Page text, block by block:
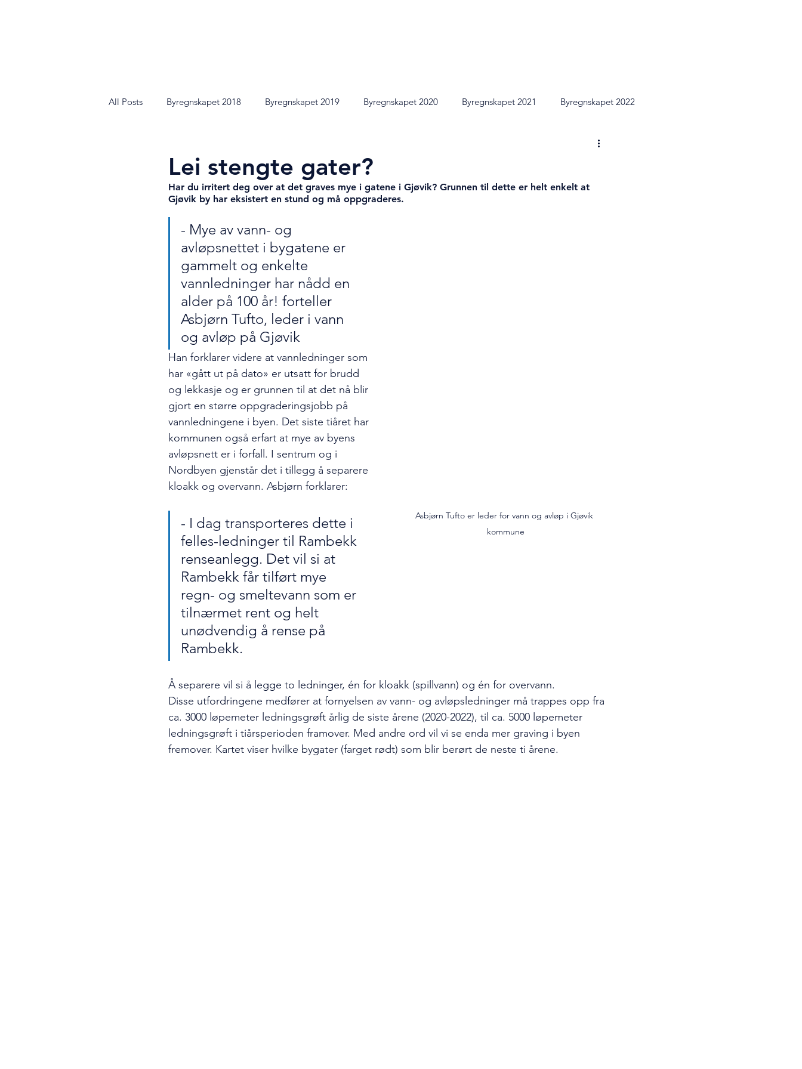
All Posts Byregnskapet 2018 Byregnskapet 2019 Byregnskapet 2020 Byregnskapet 2021 Byregnskapet 2022
Lei stengte gater?
Har du irritert deg over at det graves mye i gatene i Gjøvik? Grunnen til dette er helt enkelt at
Gjøvik by har eksistert en stund og må oppgraderes.
Asbjørn Tufto er leder for vann og avløp i Gjøvik
kommune
- Mye av vann- og
avløpsnettet i bygatene er
gammelt og enkelte
vannledninger har nådd en
alder på 100 år! forteller
Asbjørn Tufto, leder i vann
og avløp på Gjøvik
Han forklarer videre at vannledninger som
har «gått ut på dato» er utsatt for brudd
og lekkasje og er grunnen til at det nå blir
gjort en større oppgraderingsjobb på
vannledningene i byen. Det siste tiåret har
kommunen også erfart at mye av byens
avløpsnett er i forfall. I sentrum og i
Nordbyen gjenstår det i tillegg å separere
kloakk og overvann. Asbjørn forklarer:
- I dag transporteres dette i
felles-ledninger til Rambekk
renseanlegg. Det vil si at
Rambekk får tilført mye
regn- og smeltevann som er
tilnærmet rent og helt
unødvendig å rense på
Rambekk.
Å separere vil si å legge to ledninger, én for kloakk (spillvann) og én for overvann.
Disse utfordringene medfører at fornyelsen av vann- og avløpsledninger må trappes opp fra
ca. 3000 løpemeter ledningsgrøft årlig de siste årene (2020-2022), til ca. 5000 løpemeter
ledningsgrøft i tiårsperioden framover. Med andre ord vil vi se enda mer graving i byen
fremover. Kartet viser hvilke bygater (farget rødt) som blir berørt de neste ti årene.